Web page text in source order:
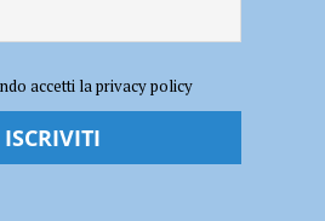
Magnaschi la benemerenza civica: “La
– AUDIO
d’Italia”, a
accetti la privacy policy